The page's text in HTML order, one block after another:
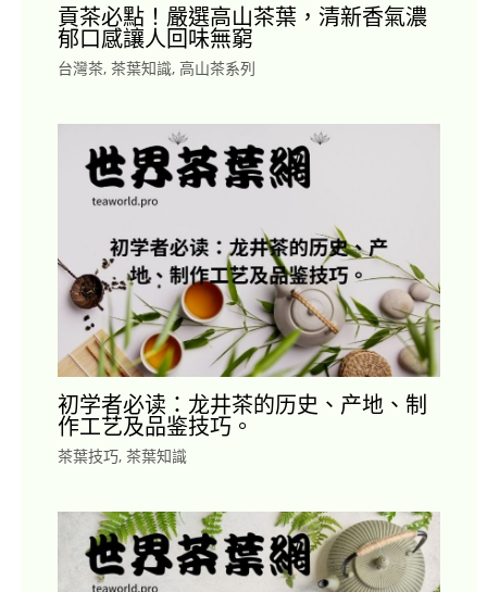
貢茶必點！嚴選高山茶葉，清新香氣濃
郁口感讓人回味無窮
台灣茶, 茶葉知識, 高山茶系列
初学者必读：龙井茶的历史、产地、制
作工艺及品鉴技巧。
茶葉技巧, 茶葉知識